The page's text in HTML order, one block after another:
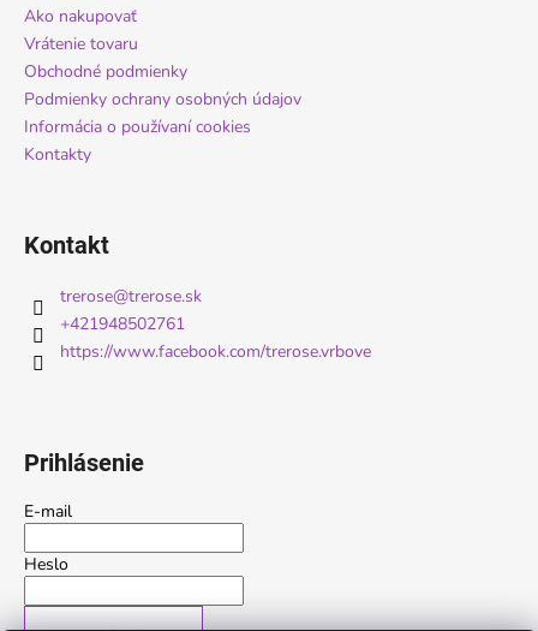
Ako nakupovať
Vrátenie tovaru
Obchodné podmienky
Podmienky ochrany osobných údajov
Informácia o používaní cookies
Kontakty
Kontakt
trerose@trerose.sk
+421948502761
https://www.facebook.com/trerose.vrbove
Prihlásenie
E-mail
Heslo